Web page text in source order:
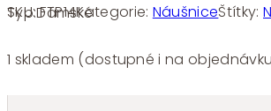
SKU:FTP14Kategorie: NáušniceŠtítky:
Typ:Dámské
1 skladem (dostupné i na